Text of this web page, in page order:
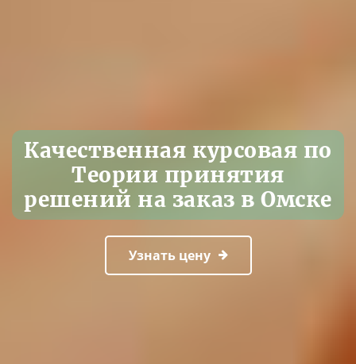
Качественная курсовая по
Теории принятия
решений на заказ в Омске
Узнать цену